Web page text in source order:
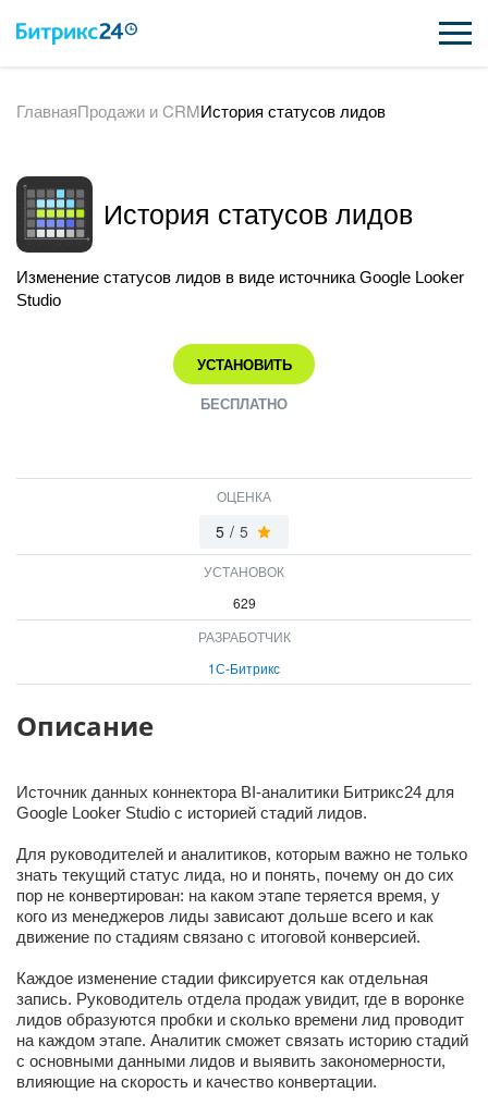
ВОЗМОЖНОСТИ
ИНТЕГРАЦИИ
ПОЛУЧИТЬ БЕСПЛАТНО
ВХОД
ГлавнаяПродажи и CRMИстория статусов лидов
История статусов лидов
Изменение статусов лидов в виде источника Google Looker
Studio
УСТАНОВИТЬ
БЕСПЛАТНО
ОЦЕНКА
5 / 5
УСТАНОВОК
629
РАЗРАБОТЧИК
1С-Битрикс
Описание
Источник данных коннектора BI-аналитики Битрикс24 для
Google Looker Studio с историей стадий лидов.
Для руководителей и аналитиков, которым важно не только
знать текущий статус лида, но и понять, почему он до сих
пор не конвертирован: на каком этапе теряется время, у
кого из менеджеров лиды зависают дольше всего и как
движение по стадиям связано с итоговой конверсией.
Каждое изменение стадии фиксируется как отдельная
запись. Руководитель отдела продаж увидит, где в воронке
лидов образуются пробки и сколько времени лид проводит
на каждом этапе. Аналитик сможет связать историю стадий
с основными данными лидов и выявить закономерности,
влияющие на скорость и качество конвертации.